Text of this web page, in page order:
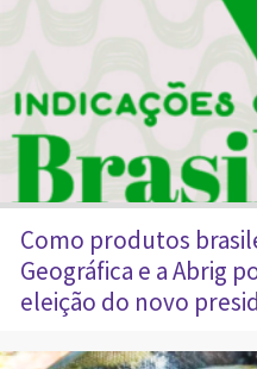
Como produtos
Geográfica e a Abrig
eleição do novo